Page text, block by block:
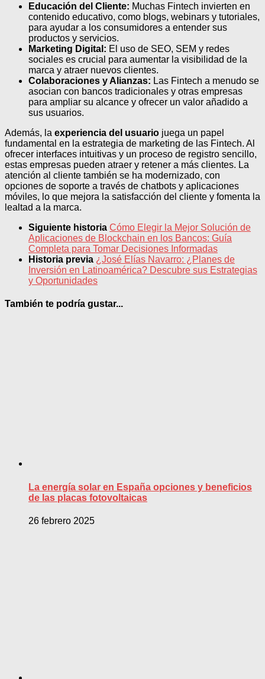
Educación del Cliente: Muchas Fintech invierten en
contenido educativo, como blogs, webinars y tutoriales,
para ayudar a los consumidores a entender sus
productos y servicios.
Marketing Digital: El uso de SEO, SEM y redes
sociales es crucial para aumentar la visibilidad de la
marca y atraer nuevos clientes.
Colaboraciones y Alianzas: Las Fintech a menudo se
asocian con bancos tradicionales y otras empresas
para ampliar su alcance y ofrecer un valor añadido a
sus usuarios.
Además, la experiencia del usuario juega un papel
fundamental en la estrategia de marketing de las Fintech. Al
ofrecer interfaces intuitivas y un proceso de registro sencillo,
estas empresas pueden atraer y retener a más clientes. La
atención al cliente también se ha modernizado, con
opciones de soporte a través de chatbots y aplicaciones
móviles, lo que mejora la satisfacción del cliente y fomenta la
lealtad a la marca.
Siguiente historia Cómo Elegir la Mejor Solución de
Aplicaciones de Blockchain en los Bancos: Guía
Completa para Tomar Decisiones Informadas
Historia previa ¿José Elías Navarro: ¿Planes de
Inversión en Latinoamérica? Descubre sus Estrategias
y Oportunidades
También te podría gustar...
La energía solar en España opciones y beneficios
de las placas fotovoltaicas
26 febrero 2025